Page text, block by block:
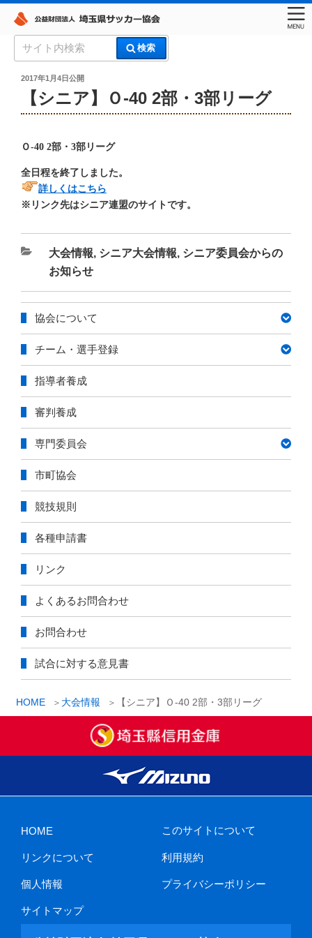
索:
検索
埼玉県サッカー協会
HOME 大会情報 【シニア】Ｏ-40 2部・3部リーグ
投
2017年1月4日公開
【シニア】Ｏ-40 2部・3部リーグ
Ｏ-40 2部・3部リーグ
全日程を終了しました。
詳しくはこちら
※リンク先はシニア連盟のサイトです。
カ
テ
ゴ
ー
大会情報, シニア大会情報, シニア委員会からの
お知らせ
協会について
チーム・選手登録
指導者養成
審判養成
専門委員会
市町協会
競技規則
各種申請書
リンク
よくあるお問合わせ
お問合わせ
試合に対する意見書
HOME このサイトについて
リンクについて 利用規約
個人情報 プライバシーポリシー
サイトマップ